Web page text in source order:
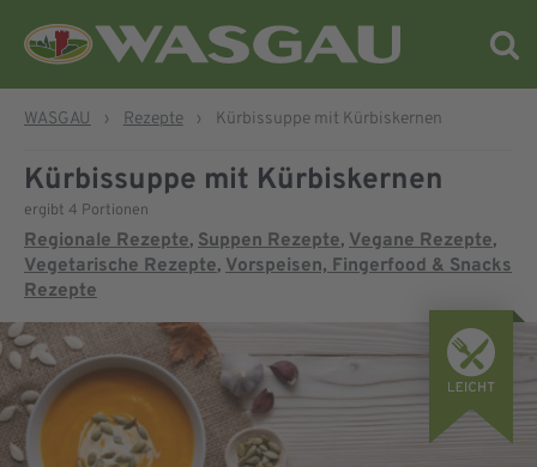
WASGAU › Rezepte › Kürbissuppe mit Kürbiskernen
Kürbissuppe mit Kürbiskernen
ergibt 4 Portionen
Regionale Rezepte, Suppen Rezepte, Vegane Rezepte,
Vegetarische Rezepte, Vorspeisen, Fingerfood & Snacks
Rezepte